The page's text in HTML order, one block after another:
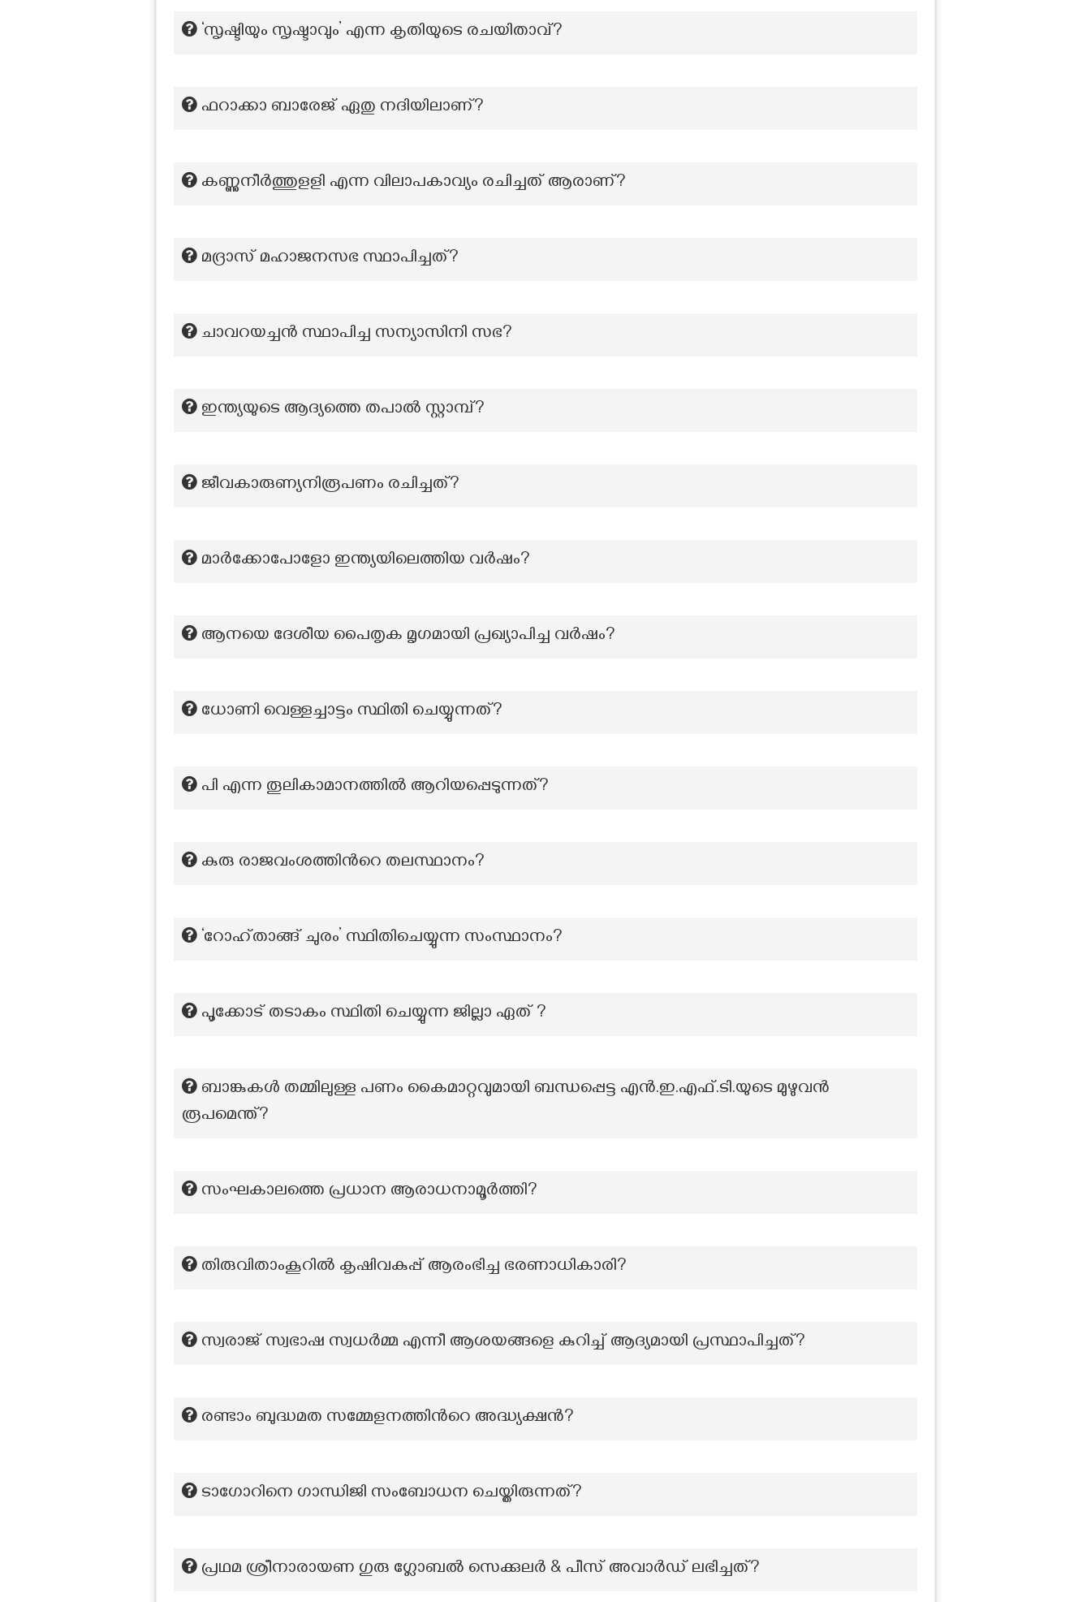
‘സൃഷ്ടിയും സൃഷ്ടാവും’ എന്ന കൃതിയുടെ രചയിതാവ്?
ഫറാക്കാ ബാരേജ് ഏതു നദിയിലാണ്?
കണ്ണുനീർത്തുളളി എന്ന വിലാപകാവ്യം രചിച്ചത് ആരാണ്?
മദ്രാസ് മഹാജനസഭ സ്ഥാപിച്ചത്?
ചാവറയച്ചന്‍ സ്ഥാപിച്ച സന്യാസിനി സഭ?
ഇന്ത്യയുടെ ആദ്യത്തെ തപാൽ സ്റ്റാമ്പ്?
ജീവകാരുണ്യനിരൂപണം രചിച്ചത്?
മാര്‍ക്കോപോളോ ഇന്ത്യയിലെത്തിയ വര്‍ഷം?
ആനയെ ദേശീയ പൈതൃക മൃഗമായി പ്രഖ്യാപിച്ച വര്‍ഷം?
ധോണി വെള്ളച്ചാട്ടം സ്ഥിതി ചെയ്യുന്നത്?
പി എന്ന തൂലികാമാനത്തില്‍ ആറിയപ്പെടുന്നത്?
കുരു രാജവംശത്തിന്‍റെ തലസ്ഥാനം?
‘റോഹ്താങ്ങ് ചുരം’ സ്ഥിതിചെയ്യുന്ന സംസ്ഥാനം?
പൂക്കോട് തടാകം സ്ഥിതി ചെയ്യുന്ന ജില്ലാ ഏത് ?
ബാങ്കുകൾ തമ്മിലുള്ള പണം കൈമാറ്റവുമായി ബന്ധപ്പെട്ട എൻ.ഇ.എഫ്.ടി.യുടെ മുഴുവൻ
രൂപമെന്ത്?
സംഘകാലത്തെ പ്രധാന ആരാധനാമൂർത്തി?
തിരുവിതാംകൂറിൽ കൃഷിവകുപ്പ് ആരംഭിച്ച ഭരണാധികാരി?
സ്വരാജ് സ്വഭാഷ സ്വധർമ്മ എന്നീ ആശയങ്ങളെ കുറിച്ച് ആദ്യമായി പ്രസ്ഥാപിച്ചത്?
രണ്ടാം ബുദ്ധമത സമ്മേളനത്തിന്‍റെ അദ്ധ്യക്ഷന്‍?
ടാഗോറിനെ ഗാന്ധിജി സംബോധന ചെയ്തിരുന്നത്?
പ്രഥമ ശ്രീനാരായണ ഗുരു ഗ്ലോബൽ സെക്കുലർ & പീസ് അവാർഡ് ലഭിച്ചത്?